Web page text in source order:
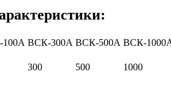
ВСК-300А ВСК-500А ВСК-
300 500 1000